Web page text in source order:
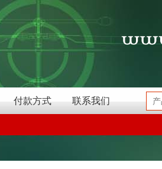
付款方式 联系我们